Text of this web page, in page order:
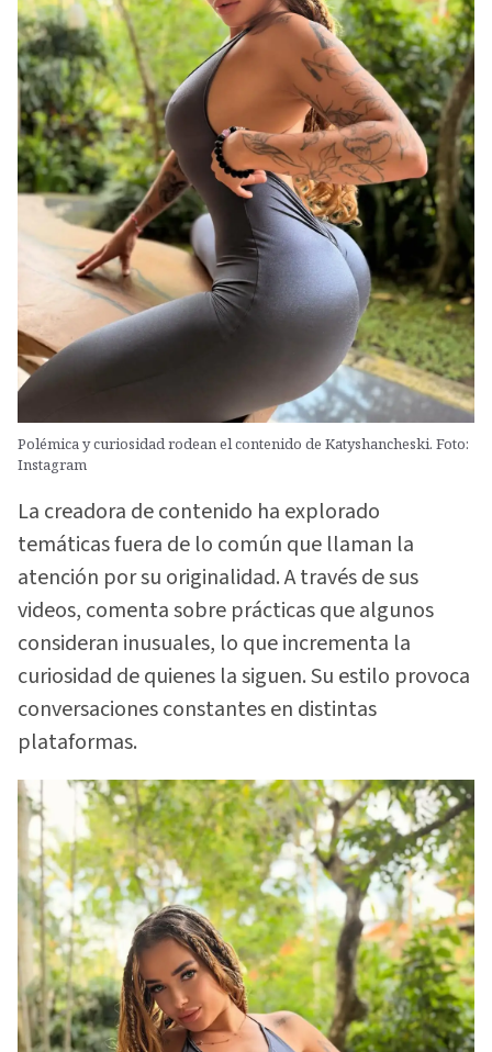
Polémica y curiosidad rodean el contenido de Katyshancheski. Foto:
Instagram
La creadora de contenido ha explorado
temáticas fuera de lo común que llaman la
atención por su originalidad. A través de sus
videos, comenta sobre prácticas que algunos
consideran inusuales, lo que incrementa la
curiosidad de quienes la siguen. Su estilo provoca
conversaciones constantes en distintas
plataformas.